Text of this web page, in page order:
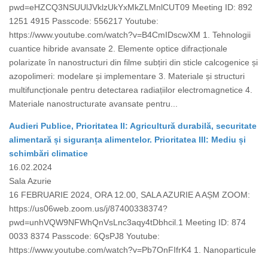
pwd=eHZCQ3NSUUlJVklzUkYxMkZLMnlCUT09 Meeting ID: 892
1251 4915 Passcode: 556217 Youtube:
https://www.youtube.com/watch?v=B4CmIDscwXM 1. Tehnologii
cuantice hibride avansate 2. Elemente optice difracționale
polarizate în nanostructuri din filme subțiri din sticle calcogenice și
azopolimeri: modelare și implementare 3. Materiale și structuri
multifuncționale pentru detectarea radiațiilor electromagnetice 4.
Materiale nanostructurate avansate pentru...
Audieri Publice, Prioritatea II: Agricultură durabilă, securitate
alimentară și siguranța alimentelor. Prioritatea III: Mediu și
schimbări climatice
16.02.2024
Sala Azurie
16 FEBRUARIE 2024, ORA 12.00, SALA AZURIE A AȘM ZOOM:
https://us06web.zoom.us/j/87400338374?
pwd=unhVQW9NFWhQnVsLnc3aqy4tDbhcil.1 Meeting ID: 874
0033 8374 Passcode: 6QsPJ8 Youtube:
https://www.youtube.com/watch?v=Pb7OnFIfrK4 1. Nanoparticule